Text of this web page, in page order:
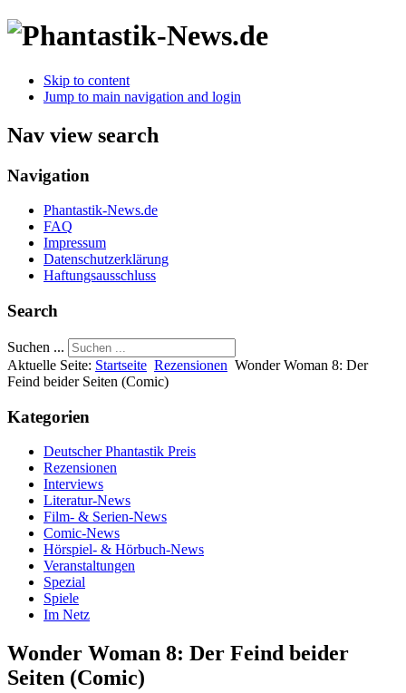
Skip to content
Jump to main navigation and login
Nav view search
Navigation
Phantastik-News.de
FAQ
Impressum
Datenschutzerklärung
Haftungsausschluss
Search
Suchen ...
Aktuelle Seite: Startseite Rezensionen Wonder Woman 8: Der
Feind beider Seiten (Comic)
Kategorien
Deutscher Phantastik Preis
Rezensionen
Interviews
Literatur-News
Film- & Serien-News
Comic-News
Hörspiel- & Hörbuch-News
Veranstaltungen
Spezial
Spiele
Im Netz
Wonder Woman 8: Der Feind beider
Seiten (Comic)